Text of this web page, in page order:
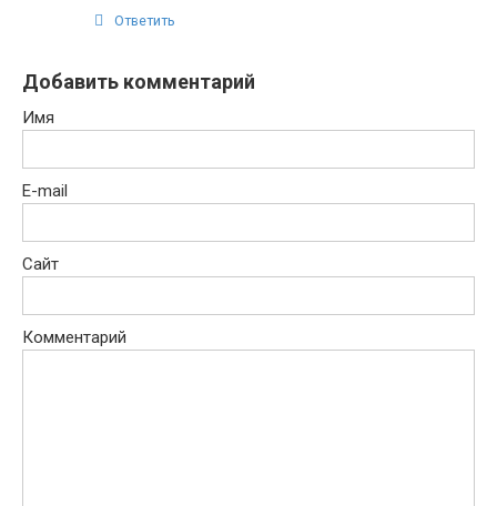
Ответить
Добавить комментарий
Имя
E-mail
Сайт
Комментарий